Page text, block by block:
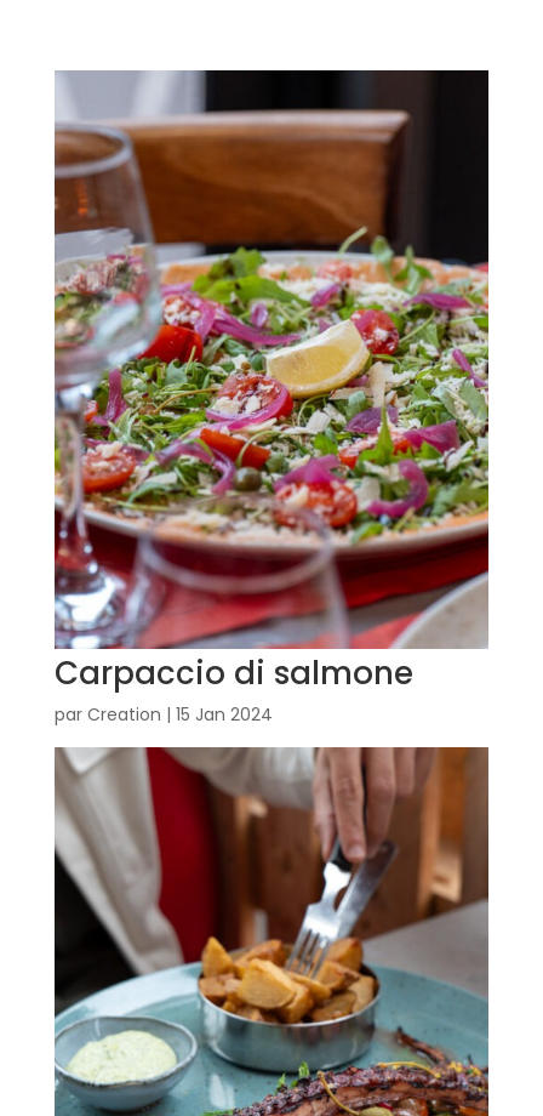
Carpaccio di salmone
par Creation | 15 Jan 2024